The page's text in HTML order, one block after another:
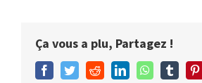
Ça vous a plu, Partagez !
Facebook
TwitterRedditLinkedInWhatsApp
Tumblr